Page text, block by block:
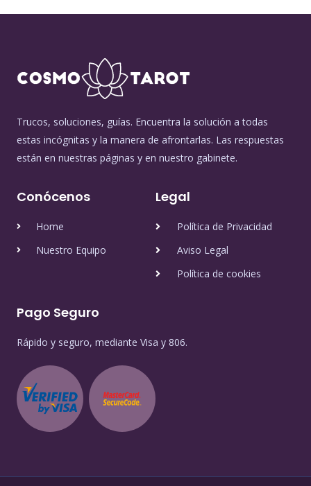
Trucos, soluciones, guías. Encuentra la solución a todas
estas incógnitas y la manera de afrontarlas. Las respuestas
están en nuestras páginas y en nuestro gabinete.
Conócenos
Home
Nuestro Equipo
Legal
Política de Privacidad
Aviso Legal
Política de cookies
Pago Seguro
Rápido y seguro, mediante Visa y 806.